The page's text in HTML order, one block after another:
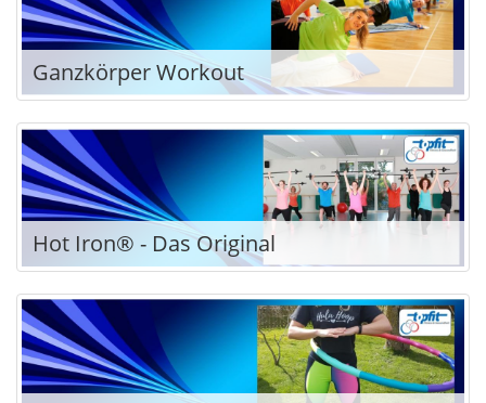
Ganzkörper Workout
Hot Iron® - Das Original